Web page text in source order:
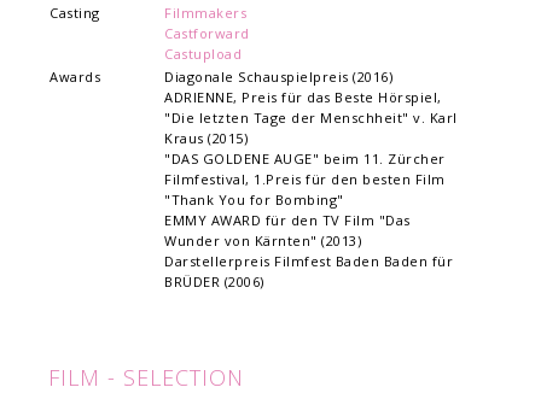
Casting
Filmmakers
Castforward
Castupload
Awards
Diagonale Schauspielpreis (2016)
ADRIENNE, Preis für das Beste Hörspiel,
"Die letzten Tage der Menschheit" v. Karl
Kraus (2015)
"DAS GOLDENE AUGE" beim 11. Zürcher
Filmfestival, 1.Preis für den besten Film
"Thank You for Bombing"
EMMY AWARD für den TV Film "Das
Wunder von Kärnten" (2013)
Darstellerpreis Filmfest Baden Baden für
BRÜDER (2006)
FILM - SELECTION